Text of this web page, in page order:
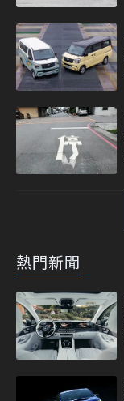
熱門新聞